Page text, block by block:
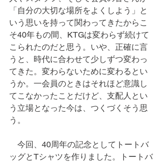
「自分の大切な場所をよくしよう」と
いう思いを持って関わってきたからこ
そ40年もの間、KTGは変わらず続けて
こられたのだと思う。いや、正確に言
うと、時代に合わせて少しずつ変わっ
てきた。変わらないために変わるとい
うか。一会員のときはそれほど意識し
てこなかったことだけど、支配人とい
う立場となった今は、つくづくそう思
う。
今回、40周年の記念としてトートバ
ッグとTシャツを作りました。トートバ